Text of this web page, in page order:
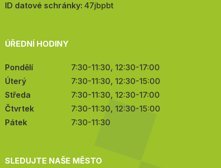
mail:
ID datové schránky: 47jbpbt
ÚŘEDNÍ HODINY
Pondělí
7:30-11:30, 12:30-17:00
Úterý
7:30-11:30, 12:30-15:00
Středa
7:30-11:30, 12:30-17:00
Čtvrtek
7:30-11:30, 12:30-15:00
Pátek
7:30-11:30
SLEDUJTE NAŠE MĚSTO